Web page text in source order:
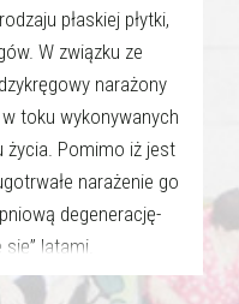
płaskiej płytki,
W związku ze
narażony
toku wykonywanych
życia. Pomimo iż jest
narażenie go
degenerację-
latami.